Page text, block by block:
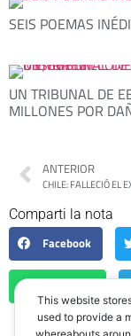
SEIS POEMAS
UN TRIBUNAL DE
MILLONES POR
ANTERIOR
Comparti la nota
Facebook
This website
used to provide a